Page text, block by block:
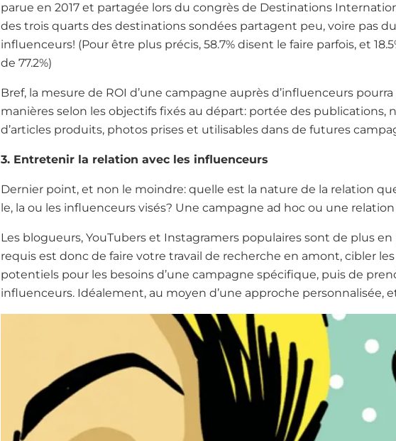
parue en 2017 et partagée lors du congrès de Destinations
des trois quarts des destinations sondées partagent peu, voire pas
influenceurs! (Pour être plus précis, 58.7% disent le faire parfois, et
de 77.2%)
Bref, la mesure de ROI d’une campagne auprès d’influenceurs
manières selon les objectifs fixés au départ: portée des publications,
d’articles produits, photos prises et utilisables dans de futures
3. Entretenir la relation avec les influenceurs
Dernier point, et non le moindre: quelle est la nature de la relation
le, la ou les influenceurs visés? Une campagne ad hoc ou une
Les blogueurs, YouTubers et Instagramers populaires sont de plus
requis est donc de faire votre travail de recherche en amont, cibler
potentiels pour les besoins d’une campagne spécifique, puis de
influenceurs. Idéalement, au moyen d’une approche personnalisée,